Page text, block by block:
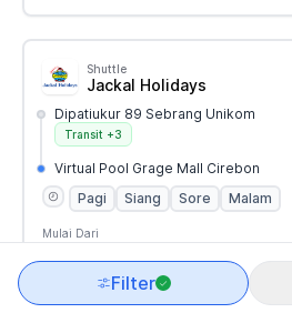
Shuttle
Jackal Holidays
Dipatiukur 89 Sebrang Unikom
Transit +3
Virtual Pool Grage Mall Cirebon
Pagi
Siang Sore Malam
Mulai Dari
Rp.109.000
Rp.115.000/orang
Filter